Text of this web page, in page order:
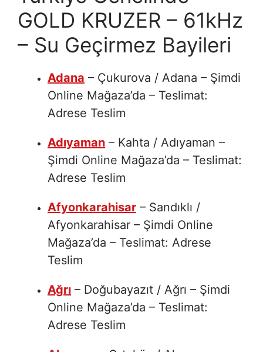
GOLD KRUZER – 61kHz
– Su Geçirmez Bayileri
Adana – Çukurova / Adana – Şimdi
Online Mağaza’da – Teslimat:
Adrese Teslim
Adıyaman – Kahta / Adıyaman –
Şimdi Online Mağaza’da – Teslimat:
Adrese Teslim
Afyonkarahisar – Sandıklı /
Afyonkarahisar – Şimdi Online
Mağaza’da – Teslimat: Adrese
Teslim
Ağrı – Doğubayazıt / Ağrı – Şimdi
Online Mağaza’da – Teslimat:
Adrese Teslim